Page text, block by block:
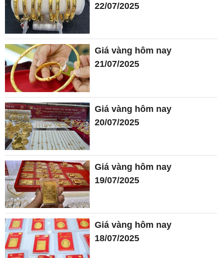
22/07/2025
Giá vàng hôm nay
21/07/2025
Giá vàng hôm nay
20/07/2025
Giá vàng hôm nay
19/07/2025
Giá vàng hôm nay
18/07/2025